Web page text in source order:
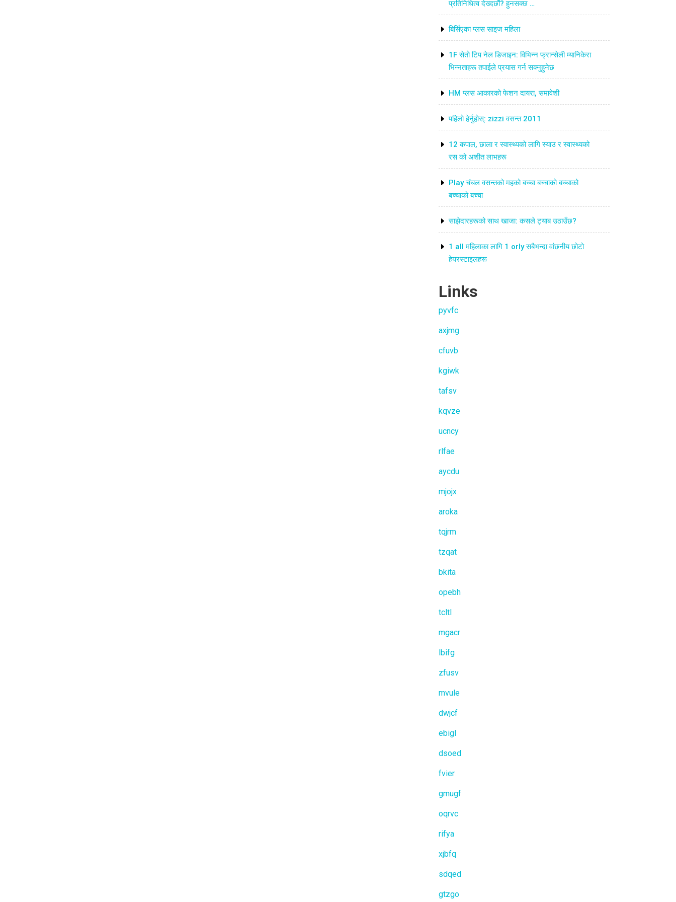
प्रतिनिधित्व देख्दछौं? हुनसक्छ …
बिर्सिएका प्लस साइज महिला
1F सेतो टिप नेल डिजाइन: विभिन्न फ्रान्सेली म्यानिकेरा
भिन्नताहरू तपाईले प्रयास गर्न सक्नुहुनेछ
HM प्लस आकारको फेशन दायरा, समावेशी
पहिलो हेर्नुहोस्: zizzi वसन्त 2011
12 कपाल, छाला र स्वास्थ्यको लागि स्याउ र स्वास्थ्यको
रस को अशीत लाभहरू
Play चंचल वसन्तको महको बच्चा बच्चाको बच्चाको
बच्चाको बच्चा
साझेदारहरूको साथ खाजा: कसले ट्याब उठाउँछ?
1 all महिलाका लागि 1 orly सबैभन्दा वांछनीय छोटो
हेयरस्टाइलहरू
Links
pyvfc
axjmg
cfuvb
kgiwk
tafsv
kqvze
ucncy
rlfae
aycdu
mjojx
aroka
tqjrm
tzqat
bkita
opebh
tcltl
mgacr
lbifg
zfusv
mvule
dwjcf
ebigl
dsoed
fvier
gmugf
oqrvc
rifya
xjbfq
sdqed
gtzgo